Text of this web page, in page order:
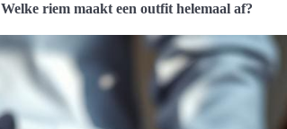
Welke riem maakt een outfit helemaal af?